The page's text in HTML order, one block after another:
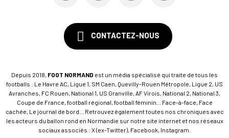
CONTACTEZ-NOUS
Depuis 2018, FOOT NORMAND est un média spécialisé qui traite de tous les
footballs : Le Havre AC, Ligue 1, SM Caen, Quevilly-Rouen Métropole, Ligue 2, US
Avranches, FC Rouen, National 1, US Granville, AF Virois, National 2, National 3,
Coupe de France, football régional, football féminin... Face-à-face, Face
cachée, Le journal de bord... Retrouvez également toutes nos chroniques avec
les acteurs du ballon rond en Normandie sur notre site internet et nos réseaux
sociaux associés : X (ex-Twitter), Facebook, Instagram.